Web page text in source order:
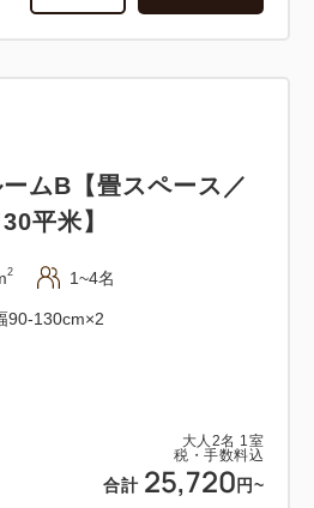
大人 2名 1 室
税・手数料込
合計 25,720 円~
ムB【畳スペース／
平米】
2 1~4名
90-130cm×2